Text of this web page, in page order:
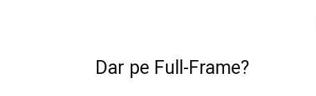
Dar pe Full-Frame?